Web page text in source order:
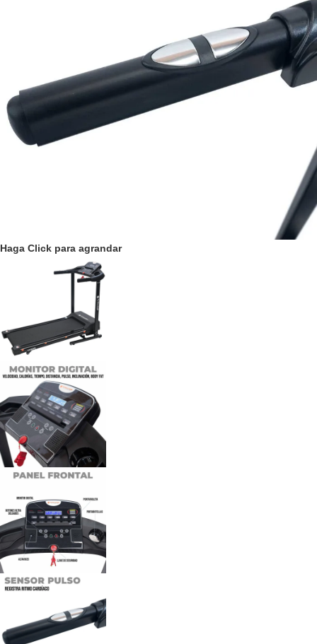
Haga Click para agrandar